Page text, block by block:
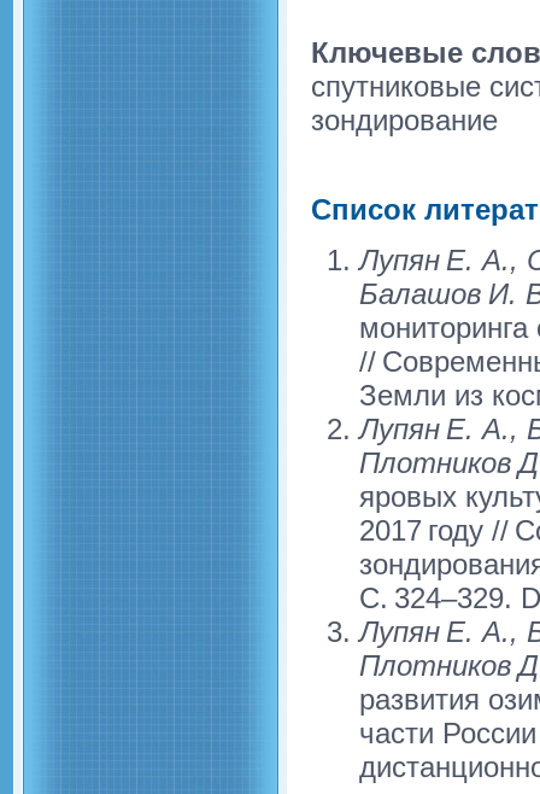
Ключевые
спутниковые
зондирование
Список
Лупян Е. А.,
Балашов И.
мониторинга
//
Земли из
Лупян Е. А.,
Плотников
яровых
2017 году //
С. 324–329.
Лупян Е. А.,
Плотников
развития
части